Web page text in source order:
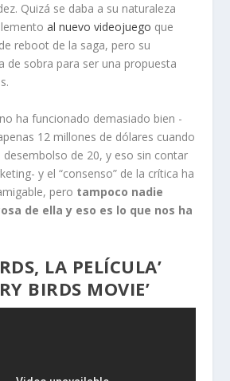
Quizá se daba a su naturaleza
al nuevo videojuego que
reboot de la saga, pero su
de sobra para ser una propuesta
ha funcionado demasiado bien -
12 millones de dólares cuando
desembolso de 20, y eso sin contar
y el “consenso” de la crítica ha
pero tampoco nadie
de ella y eso es lo que nos ha
LA PELÍCULA’
BIRDS MOVIE’